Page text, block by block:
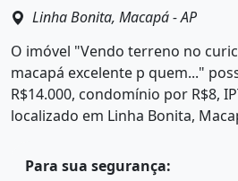
Linha Bonita, Macapá - AP
O imóvel "Vendo terreno no
macapá excelente p quem..."
R$14.000, condomínio por R$8,
localizado em Linha Bonita,
Para sua segurança: